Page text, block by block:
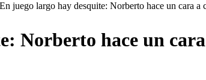
En juego largo hay desquite: Norberto hace un cara a
Norberto hace un